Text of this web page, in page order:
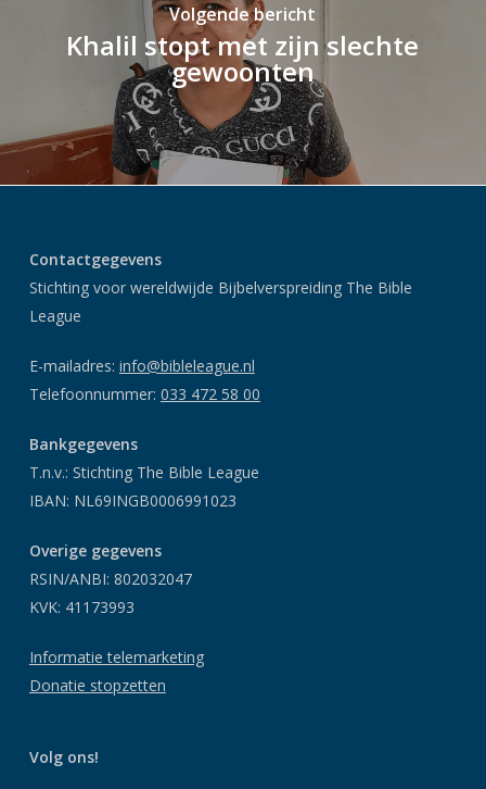
Volgende bericht
Khalil stopt met zijn slechte
gewoonten
Contactgegevens
Stichting voor wereldwijde Bijbelverspreiding The Bible
League
E-mailadres: info@bibleleague.nl
Telefoonnummer: 033 472 58 00
Bankgegevens
T.n.v.: Stichting The Bible League
IBAN: NL69INGB0006991023
Overige gegevens
RSIN/ANBI: 802032047
KVK: 41173993
Informatie telemarketing
Donatie stopzetten
Volg ons!